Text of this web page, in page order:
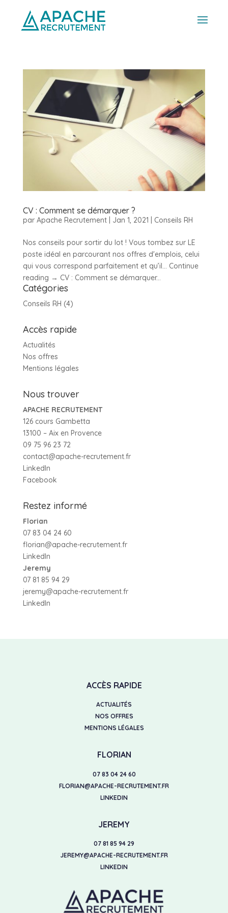
CV : Comment se démarquer ?
par Apache Recrutement| Jan 1, 2021 Conseils RH
Nos conseils pour sortir du lot ! Vous tombez sur LE
poste idéal en parcourant nos offres d'emplois, celui
qui vous correspond parfaitement et qu’il… Continue
reading → CV : Comment se démarquer...
Catégories
Conseils RH (4)
Accès rapide
Actualités
Nos offres
Mentions légales
Nous trouver
APACHE RECRUTEMENT
126 cours Gambetta
13100 – Aix en Provence
09 75 96 23 72
contact@apache-recrutement.fr
LinkedIn
Facebook
Restez informé
Florian
07 83 04 24 60
florian@apache-recrutement.fr
LinkedIn
Jeremy
07 81 85 94 29
jeremy@apache-recrutement.fr
LinkedIn
ACCÈS RAPIDE
ACTUALITÉS
NOS OFFRES
MENTIONS LÉGALES
FLORIAN
07 83 04 24 60
FLORIAN@APACHE-RECRUTEMENT.FR
LINKEDIN
JEREMY
07 81 85 94 29
JEREMY@APACHE-RECRUTEMENT.FR
LINKEDIN